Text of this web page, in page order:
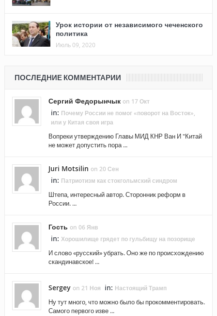
Урок истории от независимого чеченского
политика
Июль 09, 2020
ПОСЛЕДНИЕ КОММЕНТАРИИ
Сергий Федорынчык on 17 Окт
in: Почему России не помог «поворот на Восток»,
или у Китая своя игра
Вопреки утверждению Главы МИД КНР Ван И "Китай
не может допустить пора ...
Juri Motsilin on 20 Сен
in: Патриотизм как стокгольмский синдром
Штепа, интересный автор. Сторонник реформ в
России. ...
Гость on 06 Янв
in: Хорошилище грядет по гульбищу на позорище
И слово «русский» убрать. Оно же по происхождению
скандинавское! ...
Sergey on 21 Ноя in: Настоящий Трамп
Ну тут много, что можно было бы прокомментировать.
Самого первого изве ...